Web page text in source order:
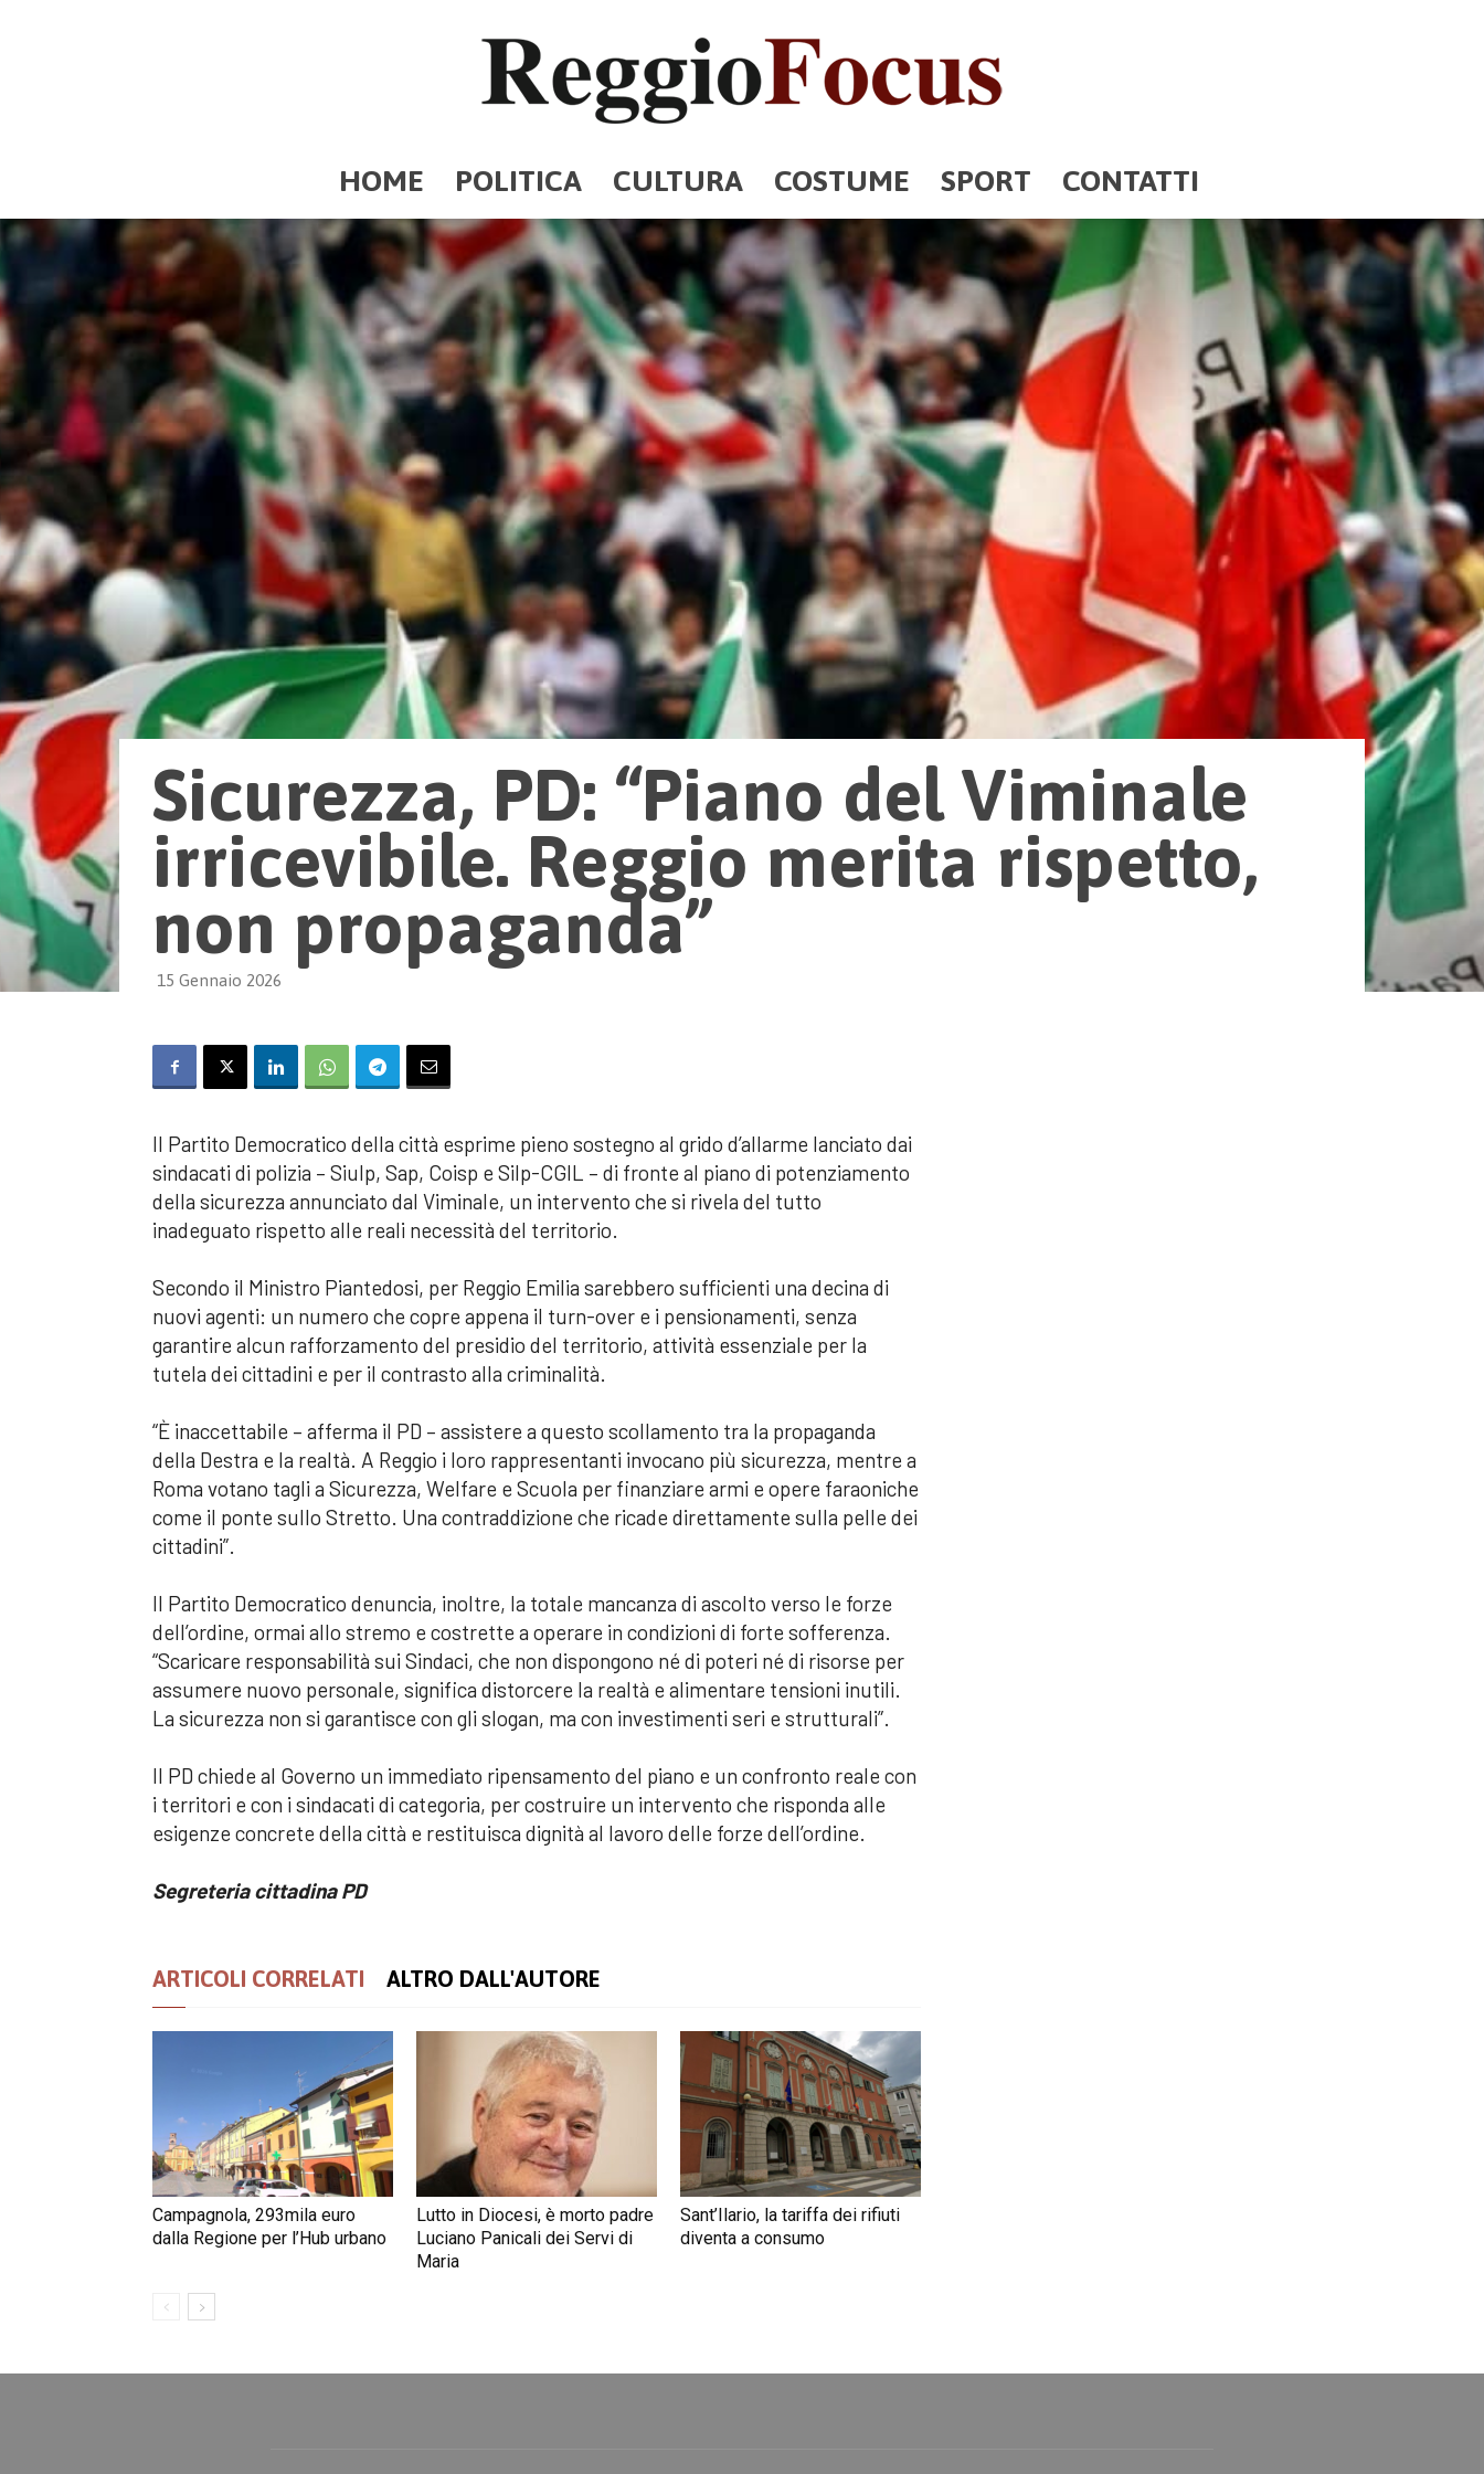
HOME POLITICA CULTURA COSTUME SPORT CONTATTI
Sicurezza, PD: “Piano del Viminale
irricevibile. Reggio merita rispetto,
non propaganda”
15 Gennaio 2026
Il Partito Democratico della città esprime pieno sostegno al grido d’allarme lanciato dai
sindacati di polizia – Siulp, Sap, Coisp e Silp-CGIL – di fronte al piano di potenziamento
della sicurezza annunciato dal Viminale, un intervento che si rivela del tutto
inadeguato rispetto alle reali necessità del territorio.
Secondo il Ministro Piantedosi, per Reggio Emilia sarebbero sufficienti una decina di
nuovi agenti: un numero che copre appena il turn-over e i pensionamenti, senza
garantire alcun rafforzamento del presidio del territorio, attività essenziale per la
tutela dei cittadini e per il contrasto alla criminalità.
“È inaccettabile – afferma il PD – assistere a questo scollamento tra la propaganda
della Destra e la realtà. A Reggio i loro rappresentanti invocano più sicurezza, mentre a
Roma votano tagli a Sicurezza, Welfare e Scuola per finanziare armi e opere faraoniche
come il ponte sullo Stretto. Una contraddizione che ricade direttamente sulla pelle dei
cittadini”.
Il Partito Democratico denuncia, inoltre, la totale mancanza di ascolto verso le forze
dell’ordine, ormai allo stremo e costrette a operare in condizioni di forte sofferenza.
“Scaricare responsabilità sui Sindaci, che non dispongono né di poteri né di risorse per
assumere nuovo personale, significa distorcere la realtà e alimentare tensioni inutili.
La sicurezza non si garantisce con gli slogan, ma con investimenti seri e strutturali”.
Il PD chiede al Governo un immediato ripensamento del piano e un confronto reale con
i territori e con i sindacati di categoria, per costruire un intervento che risponda alle
esigenze concrete della città e restituisca dignità al lavoro delle forze dell’ordine.
Segreteria cittadina PD
ARTICOLI CORRELATI ALTRO DALL'AUTORE
Campagnola, 293mila euro
dalla Regione per l’Hub urbano
Lutto in Diocesi, è morto padre
Luciano Panicali dei Servi di
Maria
Sant’Ilario, la tariffa dei rifiuti
diventa a consumo